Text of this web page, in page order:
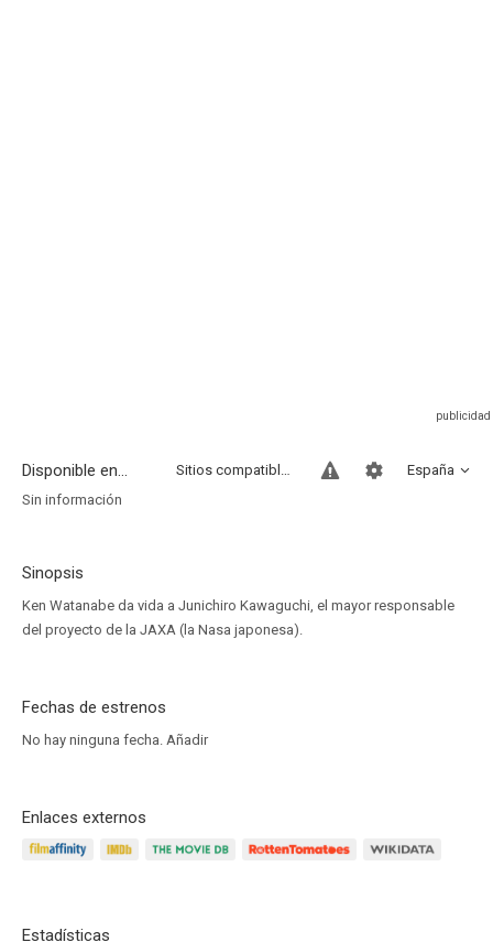
Disponible en... España
Sitios compatibles
Sin información
Sinopsis
Ken Watanabe da vida a Junichiro Kawaguchi, el mayor responsable
del proyecto de la JAXA (la Nasa japonesa).
Fechas de estrenos
No hay ninguna fecha. Añadir
Enlaces externos
Estadísticas